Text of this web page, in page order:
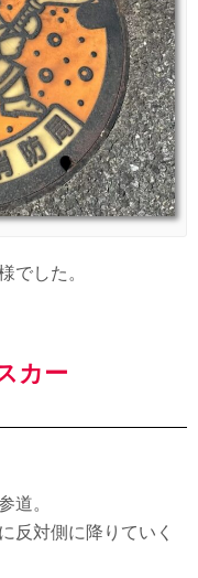
でした。
カー
道。
反対側に降りていく